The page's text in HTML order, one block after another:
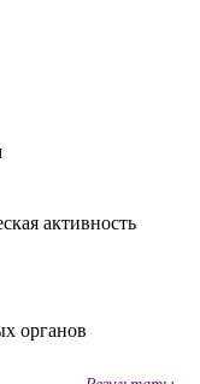
активность
органов